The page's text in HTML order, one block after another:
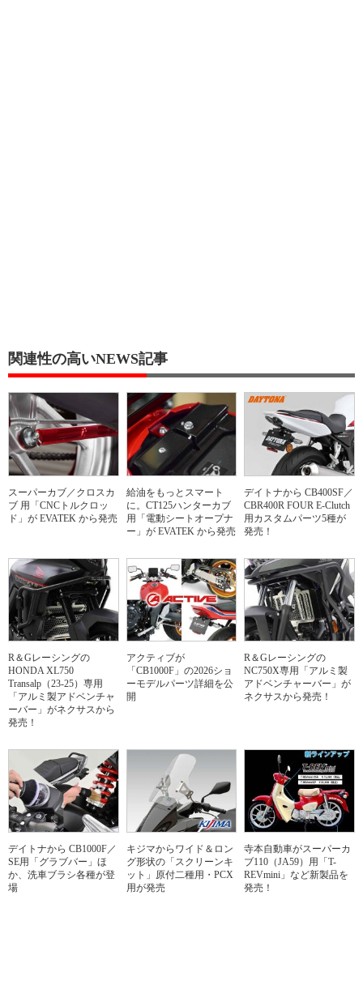
関連性の高いNEWS記事
スーパーカブ／クロスカ
ブ 用「CNCトルクロッ
ド」が EVATEK から発売
給油をもっとスマート
に。CT125ハンターカブ
用「電動シートオープナ
ー」が EVATEK から発売
デイトナから CB400SF／
CBR400R FOUR E-Clutch
用カスタムパーツ5種が
発売！
R＆Gレーシングの
HONDA XL750
Transalp（23-25）専用
「アルミ製アドベンチャ
ーバー」がネクサスから
発売！
アクティブが
「CB1000F」の2026ショ
ーモデルパーツ詳細を公
開
R＆Gレーシングの
NC750X専用「アルミ製
アドベンチャーバー」が
ネクサスから発売！
デイトナから CB1000F／
SE用「グラブバー」ほ
か、洗車ブラシ各種が登
場
キジマからワイド＆ロン
グ形状の「スクリーンキ
ット」原付二種用・PCX
用が発売
寺本自動車がスーパーカ
ブ110（JA59）用「T-
REVmini」など新製品を
発売！